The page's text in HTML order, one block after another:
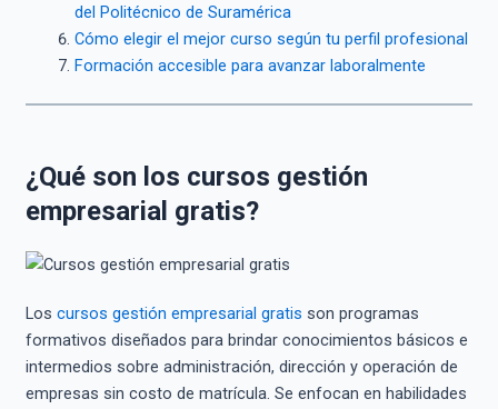
del Politécnico de Suramérica
Cómo elegir el mejor curso según tu perfil profesional
Formación accesible para avanzar laboralmente
¿Qué son los cursos gestión
empresarial gratis?
Los cursos gestión empresarial gratis son programas
formativos diseñados para brindar conocimientos básicos e
intermedios sobre administración, dirección y operación de
empresas sin costo de matrícula. Se enfocan en habilidades